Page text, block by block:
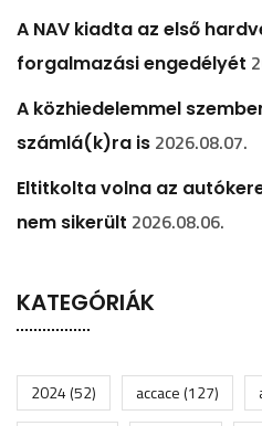
A NAV kiadta az első
forgalmazási engedélyét
A közhiedelemmel
számlá(k)ra is 2026.08.07.
Eltitkolta volna az
nem sikerült 2026.08.06.
KATEGÓRIÁK
2024(52) accace(127)